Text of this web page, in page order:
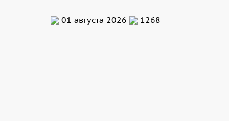
01 августа 2026 1268